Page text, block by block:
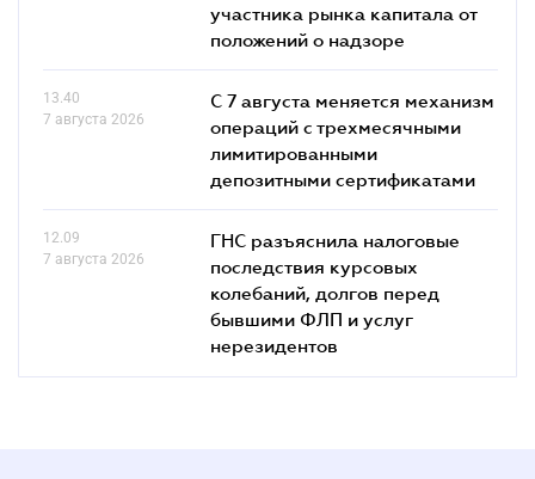
участника рынка капитала от
положений о надзоре
13.40
7 августа 2026
С 7 августа меняется механизм
операций с трехмесячными
лимитированными
депозитными сертификатами
12.09
7 августа 2026
ГНС разъяснила налоговые
последствия курсовых
колебаний, долгов перед
бывшими ФЛП и услуг
нерезидентов